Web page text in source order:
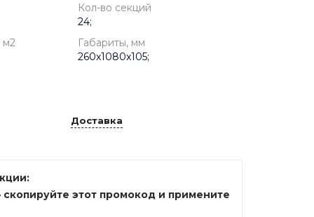
Кол-во секций
24;
м2
Габариты, мм
260x1080x105;
Доставка
скопируйте этот промокод и примените